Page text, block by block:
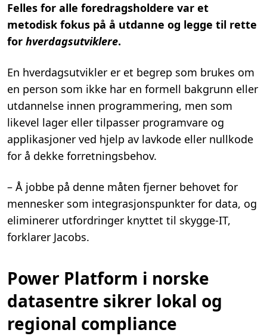
Felles for alle foredragsholdere var et
metodisk fokus på å utdanne og legge til rette
for hverdagsutviklere.
En hverdagsutvikler er et begrep som brukes om
en person som ikke har en formell bakgrunn eller
utdannelse innen programmering, men som
likevel lager eller tilpasser programvare og
applikasjoner ved hjelp av lavkode eller nullkode
for å dekke forretningsbehov.
– Å jobbe på denne måten fjerner behovet for
mennesker som integrasjonspunkter for data, og
eliminerer utfordringer knyttet til skygge-IT,
forklarer Jacobs.
Power Platform i norske
datasentre sikrer lokal og
regional compliance